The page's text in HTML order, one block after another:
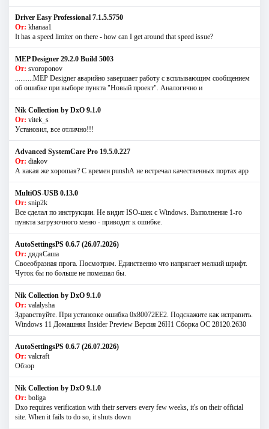
Driver Easy Professional 7.1.5.5750
От: khanaa1
It has a speed limiter on there - how can I get around that speed issue?
MEP Designer 29.2.0 Build 5003
От: svoroponov
..........MEP Designer аварийно завершает работу с всплывающим сообщением
об ошибке при выборе пункта "Новый проект". Аналогично и
Nik Collection by DxO 9.1.0
От: vitek_s
Установил, все отлично!!!
Advanced SystemCare Pro 19.5.0.227
От: diakov
А какая же хорошая? С времен punshА не встречал качественных портах app
MultiOS-USB 0.13.0
От: snip2k
Все сделал по инструкции. Не видит ISO-шек с Windows. Выполнение 1-го
пункта загрузочного меню - приводит к ошибке.
AutoSettingsPS 0.6.7 (26.07.2026)
От: дядяСаша
Своеобразная прога. Посмотрим. Единственно что напрягает мелкий шрифт.
Чуток бы по больше не помешал бы.
Nik Collection by DxO 9.1.0
От: valalysha
Здравствуйте. При установке ошибка 0х80072EE2. Подскажите как исправить.
Windows 11 Домашняя Insider Preview Версия 26H1 Сборка ОС 28120.2630
AutoSettingsPS 0.6.7 (26.07.2026)
От: valcraft
Обзор
Nik Collection by DxO 9.1.0
От: boliga
Dxo requires verification with their servers every few weeks, it's on their official
site. When it fails to do so, it shuts down